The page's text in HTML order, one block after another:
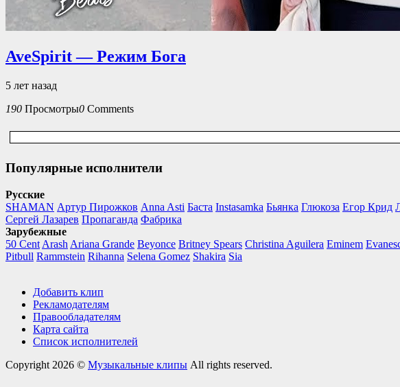
AveSpirit — Режим Бога
5 лет назад
190 Просмотры0 Comments
Популярные исполнители
Русские
SHAMAN Артур Пирожков Anna Asti Баста Instasamka Бьянка Глюкоза Егор Крид
Сергей Лазарев Пропаганда Фабрика
Зарубежные
50 Cent Arash Ariana Grande Beyonce Britney Spears Christina Aguilera Eminem
Pitbull Rammstein Rihanna Selena Gomez Shakira Sia
Добавить клип
Рекламодателям
Правообладателям
Карта сайта
Список исполнителей
Copyright 2026 © Музыкальные клипы All rights reserved.